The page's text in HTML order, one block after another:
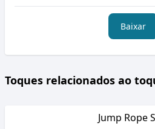
Baixar
Toques relacionados ao
Jump Rope